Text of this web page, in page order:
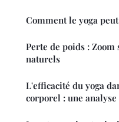
Comment le yoga
Perte de poids :
naturels
L'efficacité du yoga
corporel : une